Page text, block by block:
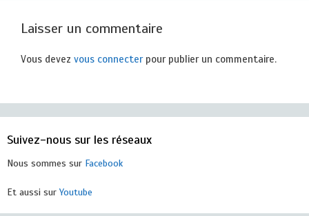
Laisser un commentaire
Vous devez vous connecterpour publier un commentaire.
Suivez-nous sur les réseaux
Nous sommes sur Facebook
Et aussi surYoutube